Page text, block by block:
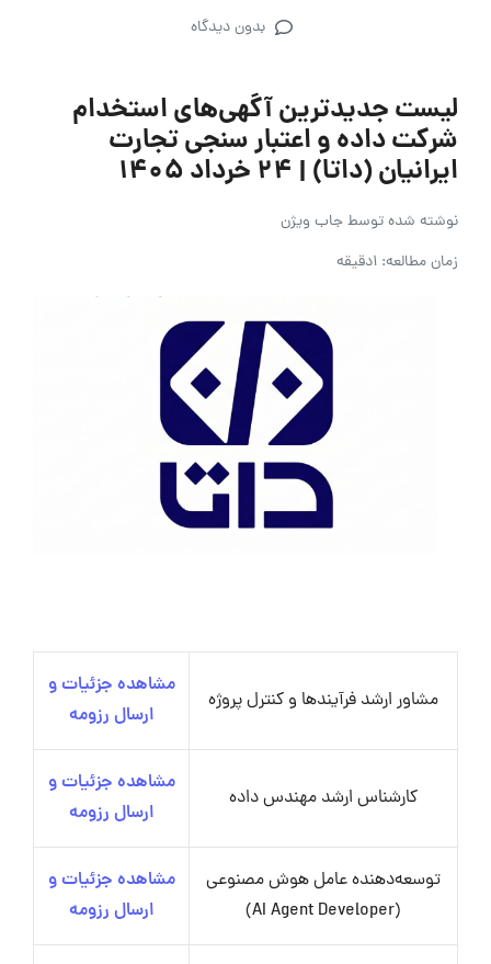
بدون دیدگاه
لیست جدیدترین آگهی‌های استخدام
شرکت داده و اعتبار سنجی تجارت
ایرانیان (داتا) | ۲۴ خرداد ۱۴۰۵
نوشته شده توسطجاب ویژن
زمان مطالعه: 1دقیقه
مشاور ارشد فرآیندها و کنترل پروژه
مشاهده جزئیات و
ارسال رزومه
کارشناس ارشد مهندس داده
مشاهده جزئیات و
ارسال رزومه
توسعه‌دهنده عامل هوش مصنوعی
(AI Agent Developer)
مشاهده جزئیات و
ارسال رزومه